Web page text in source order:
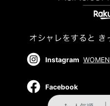
Instagram WOMEN
Facebook